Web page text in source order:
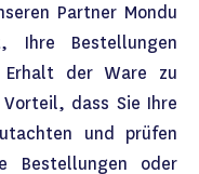
Partner Mondu
Ihre Bestellungen
der Ware zu
dass Sie Ihre
und prüfen
Bestellungen oder